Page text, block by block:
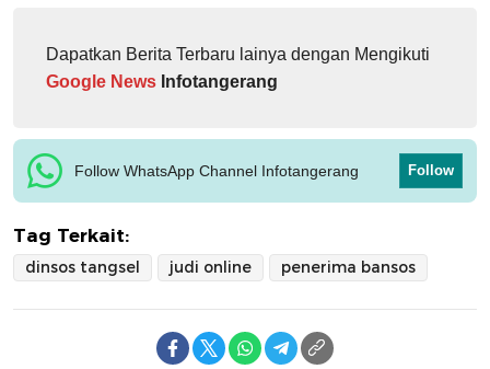
Dapatkan Berita Terbaru lainya dengan Mengikuti
Google News Infotangerang
Follow WhatsApp Channel Infotangerang Follow
Tag Terkait:
dinsos tangsel judi online penerima bansos